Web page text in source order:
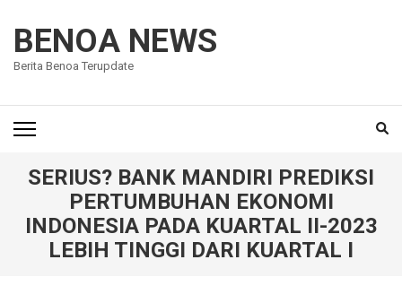
konten
(Tekan
BENOA NEWS
Berita Benoa Terupdate
SERIUS? BANK MANDIRI PREDIKSI
PERTUMBUHAN EKONOMI
INDONESIA PADA KUARTAL II-2023
LEBIH TINGGI DARI KUARTAL I